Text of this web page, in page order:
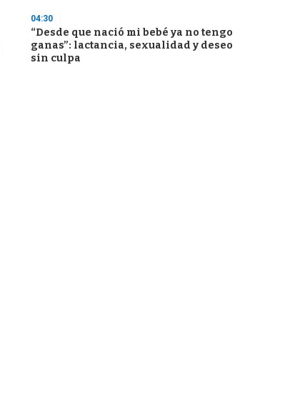
04:30
“Desde que nació mi bebé ya no tengo
ganas”: lactancia, sexualidad y deseo
sin culpa